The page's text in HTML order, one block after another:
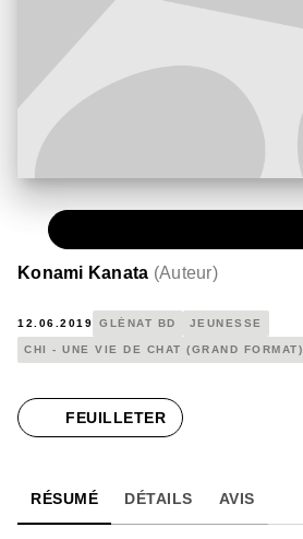
Konami Kanata (Auteur)
12.06.2019 GLÉNAT BD JEUNESSE
CHI - UNE VIE DE CHAT (GRAND FORMAT)
FEUILLETER
RÉSUMÉ DÉTAILS AVIS